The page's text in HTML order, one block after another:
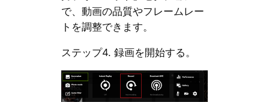
で、動画の品質やフレームレー
トを調整できます。
ステップ4. 録画を開始する。